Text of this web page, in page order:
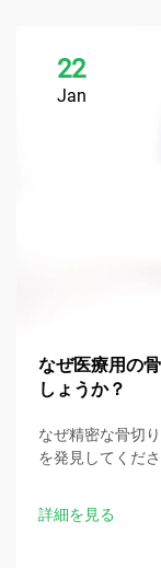
22
Jan
なぜ医療用の
しょうか？
なぜ精密な骨切
を発見してくだ
ょう。
詳細を見る